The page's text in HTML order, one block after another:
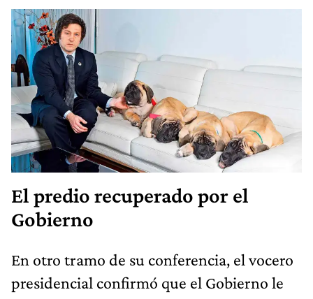
El predio recuperado por el
Gobierno
En otro tramo de su conferencia, el vocero
presidencial confirmó que el Gobierno le